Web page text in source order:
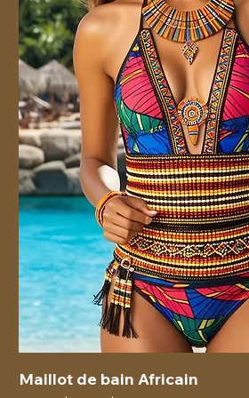
Maillot de bain Africain